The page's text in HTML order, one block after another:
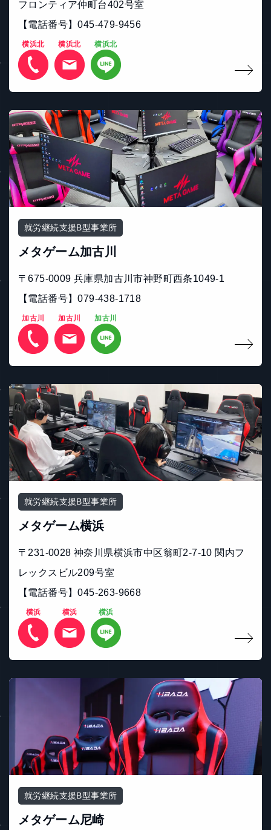
フロンティア仲町台402号室
【電話番号】045-479-9456
横浜北 横浜北 横浜北
就労継続支援B型事業所
メタゲーム加古川
〒675-0009 兵庫県加古川市神野町西条1049-1
【電話番号】079-438-1718
加古川 加古川 加古川
就労継続支援B型事業所
メタゲーム横浜
〒231-0028 神奈川県横浜市中区翁町2-7-10 関内フ
レックスビル209号室
【電話番号】045-263-9668
横浜 横浜 横浜
就労継続支援B型事業所
メタゲーム尼崎